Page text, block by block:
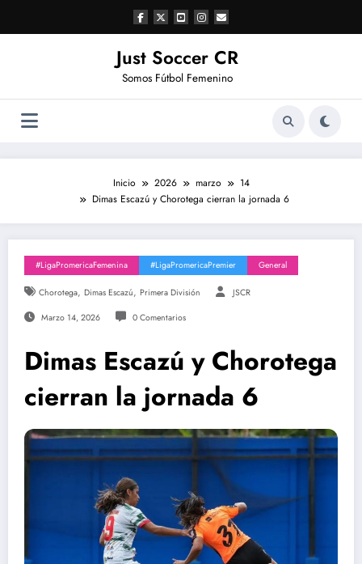
contenido
Just Soccer CR
Somos Fútbol Femenino
Inicio 2026 marzo
14
Dimas Escazú y Chorotega cierran la jornada 6
#LigaPromericaFemenina #LigaPromericaPremier General
Chorotega, Dimas Escazú, Primera División JSCR
Marzo 14, 2026 0 Comentarios
Dimas Escazú y Chorotega
cierran la jornada 6